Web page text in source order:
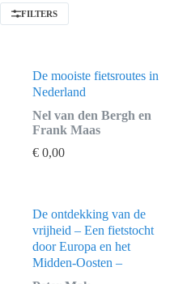
FILTERS
De mooiste fietsroutes in
Nederland
Nel van den Bergh en
Frank Maas
€ 0,00
De ontdekking van de
vrijheid – Een fietstocht
door Europa en het
Midden-Oosten –